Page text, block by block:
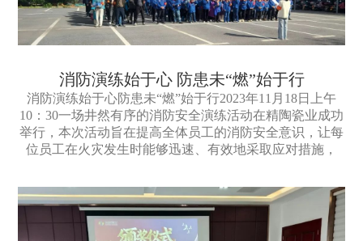
消防演练始于心 防患未“燃”始于行
消防演练始于心防患未“燃”始于行2023年11月18日上午
10：30一场井然有序的消防安全演练活动在精陶瓷业成功
举行，本次活动旨在提高全体员工的消防安全意识，让每
位员工在火灾发生时能够迅速、有效地采取应对措施，